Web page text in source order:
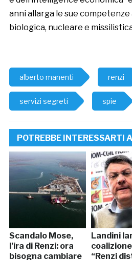
anniallarga le sue competenze
biologica, nucleare e
alberto manenti renzi
servizi segreti spie
POTREBBE INTERESSARTI
Scandalo Mose,
l’ira di Renzi: ora
bisogna cambiare
Landini
“Renzi